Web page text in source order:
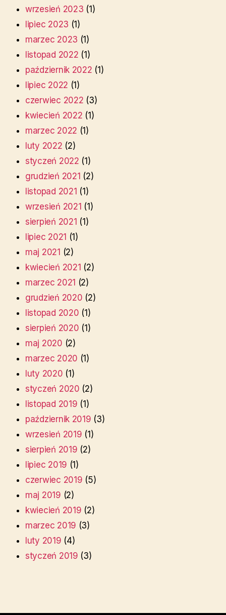
wrzesień 2023 (1)
lipiec 2023 (1)
marzec 2023 (1)
listopad 2022 (1)
październik 2022 (1)
lipiec 2022 (1)
czerwiec 2022 (3)
kwiecień 2022 (1)
marzec 2022 (1)
luty 2022 (2)
styczeń 2022 (1)
grudzień 2021 (2)
listopad 2021 (1)
wrzesień 2021 (1)
sierpień 2021 (1)
lipiec 2021 (1)
maj 2021 (2)
kwiecień 2021 (2)
marzec 2021 (2)
grudzień 2020 (2)
listopad 2020 (1)
sierpień 2020 (1)
maj 2020 (2)
marzec 2020 (1)
luty 2020 (1)
styczeń 2020 (2)
listopad 2019 (1)
październik 2019 (3)
wrzesień 2019 (1)
sierpień 2019 (2)
lipiec 2019 (1)
czerwiec 2019 (5)
maj 2019 (2)
kwiecień 2019 (2)
marzec 2019 (3)
luty 2019 (4)
styczeń 2019 (3)